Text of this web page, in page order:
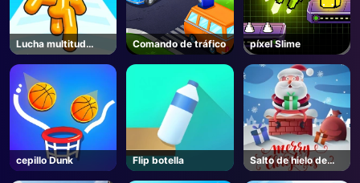
Lucha multitud
Stickmen
Comando de tráfico píxel Slime
cepillo Dunk Flip botella
Salto de hielo de
Santa